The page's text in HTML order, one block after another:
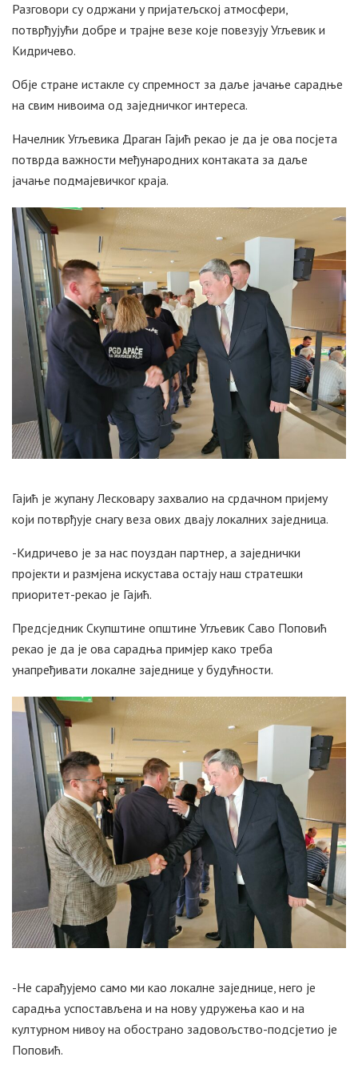
Разговори су одржани у пријатељској атмосфери,
потврђујући добре и трајне везе које повезују Угљевик и
Кидричево.
Обје стране истакле су спремност за даље јачање сарадње
на свим нивоима од заједничког интереса.
Начелник Угљевика Драган Гајић рекао је да је ова посјета
потврда важности међународних контаката за даље
јачање подмајевичког краја.
Гајић је жупану Лесковару захвалио на срдачном пријему
који потврђује снагу веза ових двају локалних заједница.
-Кидричево је за нас поуздан партнер, а заједнички
пројекти и размјена искустава остају наш стратешки
приоритет-рекао је Гајић.
Предсједник Скупштине општине Угљевик Саво Поповић
рекао је да је ова сарадња примјер како треба
унапређивати локалне заједнице у будућности.
-Не сарађујемо само ми као локалне заједнице, него је
сарадња успостављена и на нову удружења као и на
културном нивоу на обострано задовољство-подсјетио је
Поповић.